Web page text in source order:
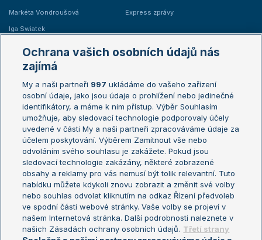
Markéta Vondroušová
Iga Swiatek
Express zprávy
Žebříčky
Žebříček ATP (muži)
Žebříček WTA (ženy)
Sázkařský žebříček
Australian Open
French Open
Wimbledon
US Open
Turnaj mistrů
Turnaj mistryň
Aktualní trendy
Fotbalové přestupy
Livesport Daily
Ochrana vašich osobních údajů nás
zajímá
My a naši partneři 997 ukládáme do vašeho zařízení
osobní údaje, jako jsou údaje o prohlížení nebo jedinečné
identifikátory, a máme k nim přístup. Výběr Souhlasím
umožňuje, aby sledovací technologie podporovaly účely
uvedené v části My a naši partneři zpracováváme údaje za
účelem poskytování. Výběrem Zamítnout vše nebo
odvoláním svého souhlasu je zakážete. Pokud jsou
sledovací technologie zakázány, některé zobrazené
obsahy a reklamy pro vás nemusí být tolik relevantní. Tuto
nabídku můžete kdykoli znovu zobrazit a změnit své volby
nebo souhlas odvolat kliknutím na odkaz Řízení předvoleb
ve spodní části webové stránky. Vaše volby se projeví v
našem Internetová stránka. Další podrobnosti naleznete v
našich Zásadách ochrany osobních údajů. Třetí strany